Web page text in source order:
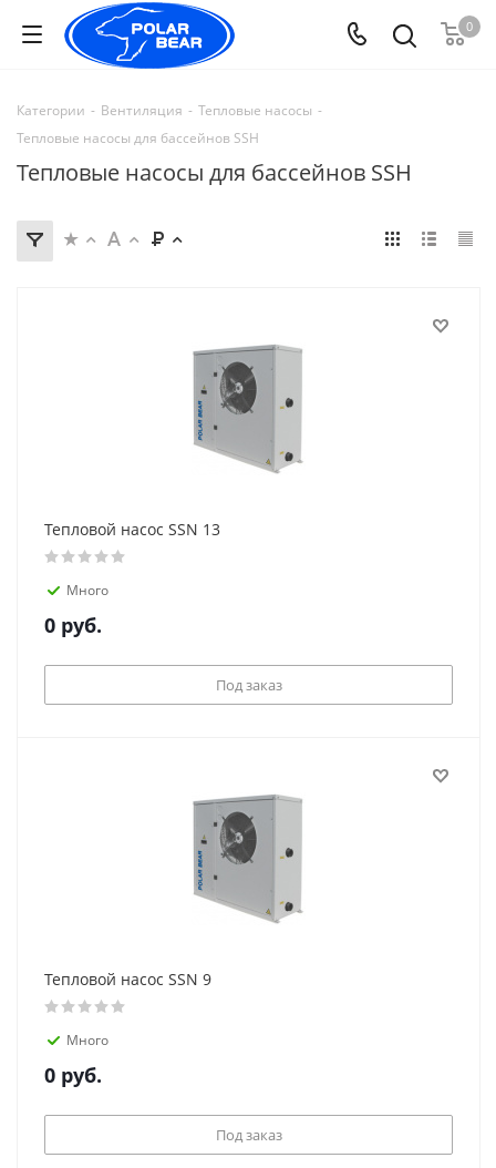
0
Категории - Вентиляция - Тепловые насосы -
Тепловые насосы для бассейнов SSH
Тепловые насосы для бассейнов SSH
Тепловой насос SSN 13
Много
0 руб.
Под заказ
Тепловой насос SSN 9
Много
0 руб.
Под заказ